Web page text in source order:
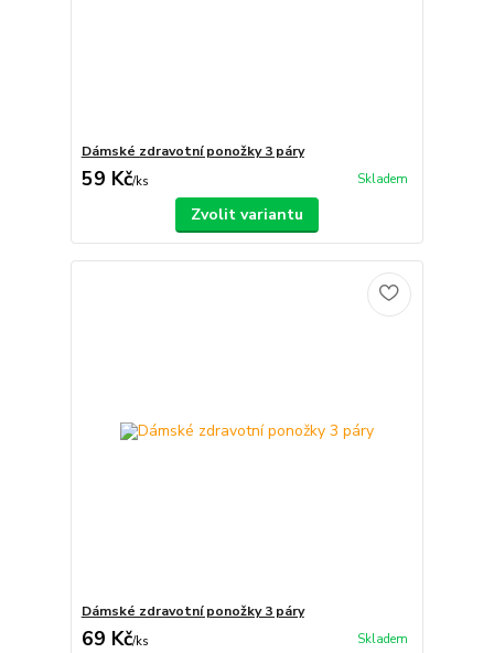
Dámské zdravotní ponožky 3 páry
59 Kč/ks Skladem
Zvolit variantu
Dámské zdravotní ponožky 3 páry
69 Kč/ks Skladem